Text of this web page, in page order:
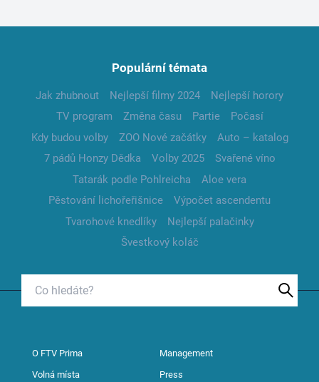
Populární témata
Jak zhubnout Nejlepší filmy 2024
Nejlepší horory
TV program
Změna času Partie
Počasí
Kdy budou volby
ZOO Nové začátky
Auto – katalog
7 pádů Honzy Dědka
Volby 2025
Svařené víno
Tatarák podle Pohlreicha
Aloe vera
Pěstování lichořeřišnice
Výpočet ascendentu
Tvarohové knedlíky
Nejlepší palačinky
Švestkový koláč
O FTV Prima Management
Volná místa Press